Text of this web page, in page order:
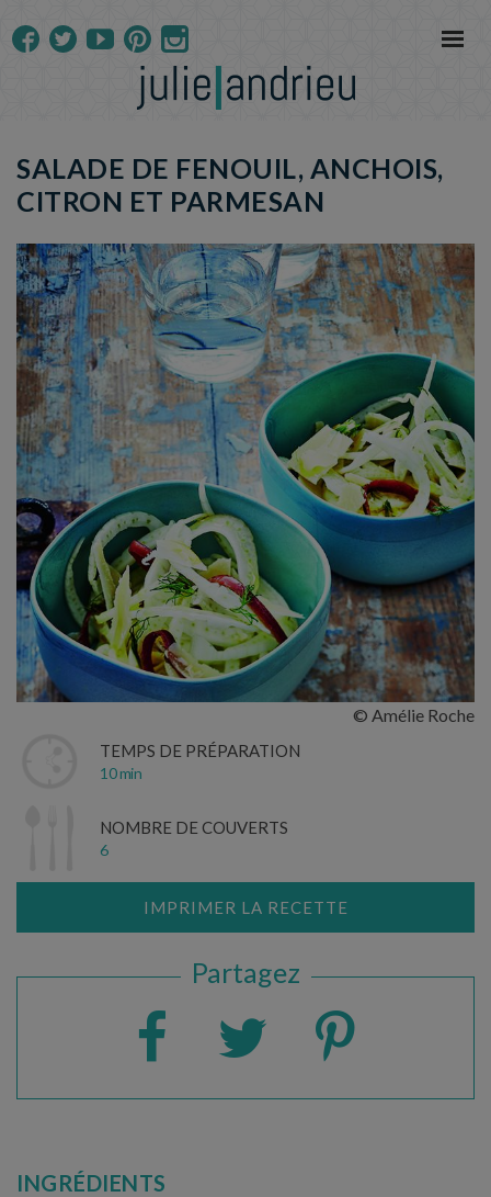
SALADE DE FENOUIL, ANCHOIS,
CITRON ET PARMESAN
© Amélie Roche
TEMPS DE PRÉPARATION
10 min
NOMBRE DE COUVERTS
6
IMPRIMER LA RECETTE
Partagez
INGRÉDIENTS